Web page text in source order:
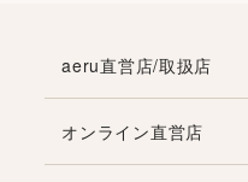
aeru直営店/取扱店
オンライン直営店